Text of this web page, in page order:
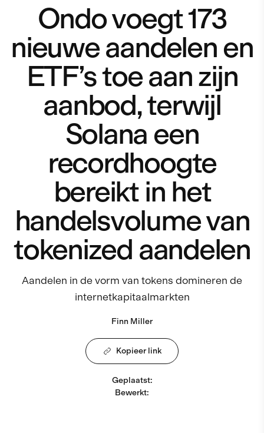
Ondo voegt 173
nieuwe aandelen en
ETF’s toe aan zijn
aanbod, terwijl
Solana een
recordhoogte
bereikt in het
handelsvolume van
tokenized aandelen
Aandelen in de vorm van tokens domineren de
internetkapitaalmarkten
Finn Miller
Kopieer link
Geplaatst:
Bewerkt: